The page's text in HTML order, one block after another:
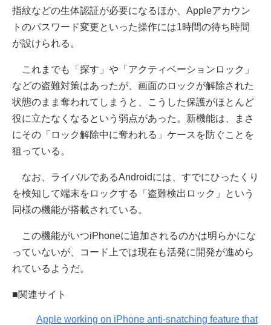
指紋などの生体認証が必要になるほか、Appleアカウン
トのパスワード変更といった操作には1時間の待ち時間
が設けられる。
これまでも「探す」や「アクティベーションロック」
などの盗難対策はあったが、画面のロックが解除された
状態のまま奪われてしまうと、こうした保護がほとんど
役に立たなくなるという弱点があった。新機能は、まさ
にその「ロック解除中に奪われる」ケースを防ぐことを
狙っている。
なお、ライバルであるAndroidには、すでにひったくり
を検知して端末をロックする「盗難検出ロック」という
同様の機能が搭載されている。
この機能がいつiPhoneに追加されるのかは明らかにな
っていないが、コード上では現在も活発に開発が進めら
れているようだ。
■関連サイト
Apple working on iPhone anti-snatching feature that